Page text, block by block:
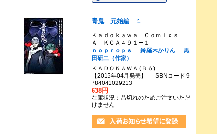
青鬼 元始編 １
Ｋａｄｏｋａｗａ Ｃｏｍｉｃｓ
Ａ ＫＣＡ４９１ー１
ｎｏｐｒｏｐｓ
鈴羅木かりん
黒
田研二（作家）
ＫＡＤＯＫＡＷＡ (Ｂ６)
【2015年04月発売】 ISBNコード 9
784041029213
638円
在庫状況：品切れのためご注文いただ
けません